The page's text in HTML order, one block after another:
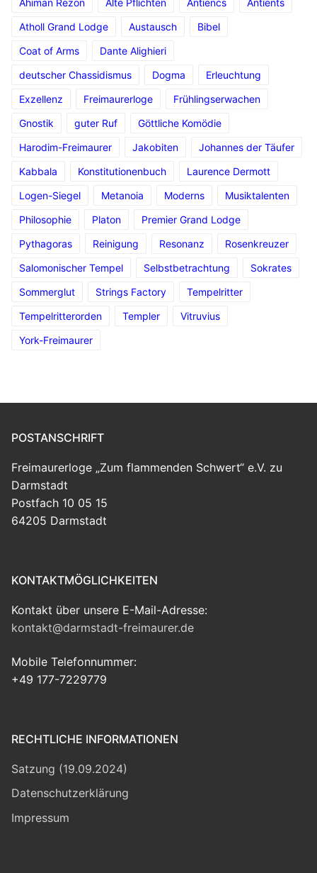
Ahiman Rezon Alte Pflichten Antiencs
Antients
Atholl Grand Lodge
Austausch
Bibel
Coat of Arms
Dante Alighieri
deutscher Chassidismus
Dogma
Erleuchtung
Exzellenz
Freimaurerloge
Frühlingserwachen
Gnostik
guter Ruf
Göttliche Komödie
Harodim-Freimaurer
Jakobiten
Johannes der Täufer
Kabbala
Konstitutionenbuch
Laurence Dermott
Logen-Siegel
Metanoia Moderns
Musiktalenten
Philosophie
Platon
Premier Grand Lodge
Pythagoras
Reinigung Resonanz
Rosenkreuzer
Salomonischer Tempel
Selbstbetrachtung
Sokrates
Sommerglut
Strings Factory
Tempelritter
Tempelritterorden
Templer
Vitruvius
York-Freimaurer
POSTANSCHRIFT
Freimaurerloge „Zum flammenden Schwert“ e.V. zu
Darmstadt
Postfach 10 05 15
64205 Darmstadt
KONTAKTMÖGLICHKEITEN
Kontakt über unsere E-Mail-Adresse:
kontakt@darmstadt-freimaurer.de
Mobile Telefonnummer:
+49 177-7229779
RECHTLICHE INFORMATIONEN
Satzung (19.09.2024)
Datenschutzerklärung
Impressum